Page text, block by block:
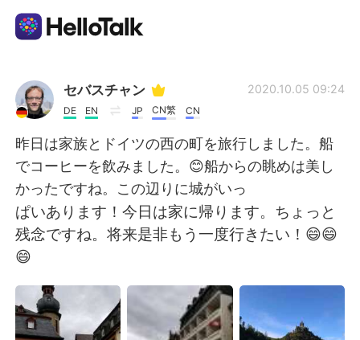
Language Exchange App
AI Grammar Checker
English
简体中文 繁體中文
Español العربية
Français Deutsch
セバスチャン
DE EN JP CN繁 CN
2020.10.05 09:24
昨日は家族とドイツの西の町を旅行しました。船
でコーヒーを飲みました。😊船からの眺めは美し
かったですね。この辺りに城がいっ
ぱいあります！今日は家に帰ります。ちょっと
残念ですね。将来是非もう一度行きたい！😄😄
😄